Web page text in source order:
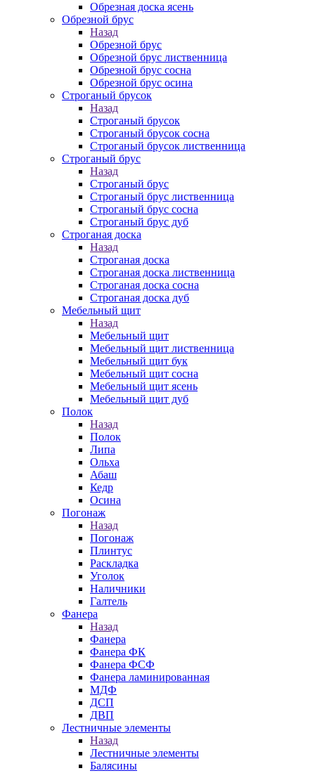
Обрезная доска ясень
Обрезной брус
Назад
Обрезной брус
Обрезной брус лиственница
Обрезной брус сосна
Обрезной брус осина
Строганый брусок
Назад
Строганый брусок
Строганый брусок сосна
Строганый брусок лиственница
Строганый брус
Назад
Строганый брус
Строганый брус лиственница
Строганый брус сосна
Строганый брус дуб
Строганая доска
Назад
Строганая доска
Строганая доска лиственница
Строганая доска сосна
Строганая доска дуб
Мебельный щит
Назад
Мебельный щит
Мебельный щит лиственница
Мебельный щит бук
Мебельный щит сосна
Мебельный щит ясень
Мебельный щит дуб
Полок
Назад
Полок
Липа
Ольха
Абаш
Кедр
Осина
Погонаж
Назад
Погонаж
Плинтус
Раскладка
Уголок
Наличники
Галтель
Фанера
Назад
Фанера
Фанера ФК
Фанера ФСФ
Фанера ламинированная
МДФ
ДСП
ДВП
Лестничные элементы
Назад
Лестничные элементы
Балясины